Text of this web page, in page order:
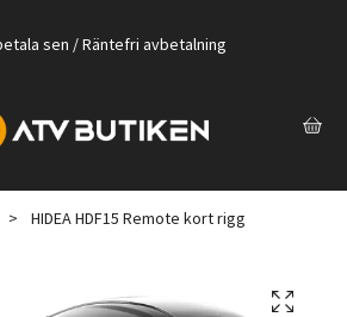
sen / Räntefri avbetalning
HIDEA HDF15 Remote kort rigg